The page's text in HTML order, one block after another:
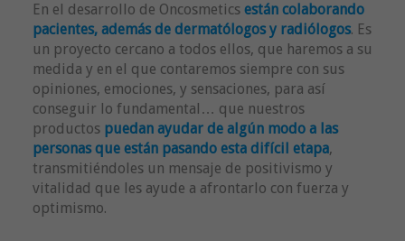
En el desarrollo de Oncosmetics están colaborando
pacientes, además de dermatólogos y radiólogos. Es
un proyecto cercano a todos ellos, que haremos a su
medida y en el que contaremos siempre con sus
opiniones, emociones, y sensaciones, para así
conseguir lo fundamental… que nuestros
productos puedan ayudar de algún modo a las
personas que están pasando esta difícil etapa,
transmitiéndoles un mensaje de positivismo y
vitalidad que les ayude a afrontarlo con fuerza y
optimismo.